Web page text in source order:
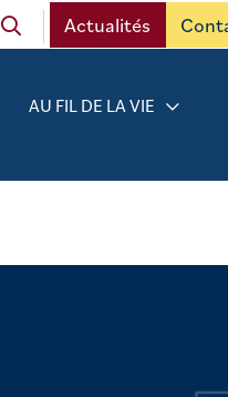
Actualités
AU FIL DE LA VIE